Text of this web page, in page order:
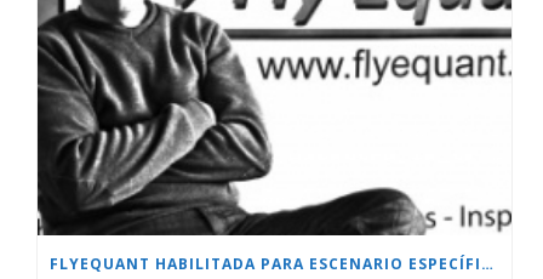
FLYEQUANT HABILITADA PARA ESCENARIO ESPECÍFICO.